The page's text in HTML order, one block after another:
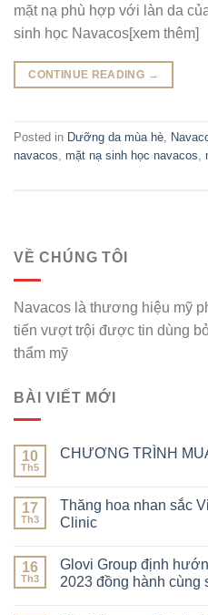
mặt nạ phù hợp với làn da
sinh học Navacos[xem thêm]
CONTINUE READING →
Posted in Dưỡng da mùa hè
navacos mặt nạ sinh học navacos
VỀ CHÚNG TÔI
Navacos là thương hiệu mỹ
tiến vượt trội được tin dùng
thẩm mỹ
BÀI VIẾT MỚI
10
Th5
CHƯƠNG TRÌNH
17
Th3
Thăng hoa nhan sắc
Clinic
16
Th3
Glovi Group định
2023 đồng hành cùng